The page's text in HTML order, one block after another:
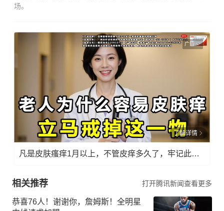
场。
广告
了解详情
凡是皮肤瘙痒1月以上，不管皮痒多久了，牢记此法，快！准！狠！
相关推荐 打开腾讯新闻查看更多
恭喜76人！谢谢你，詹姆斯！全明星